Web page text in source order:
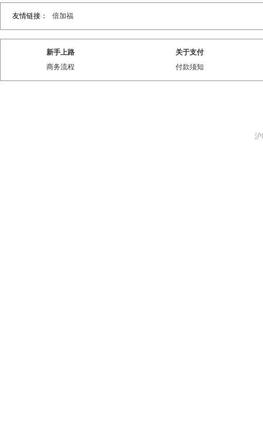
友情链接： 倍加福
新手上路
商务流程
关于支付
付款须知